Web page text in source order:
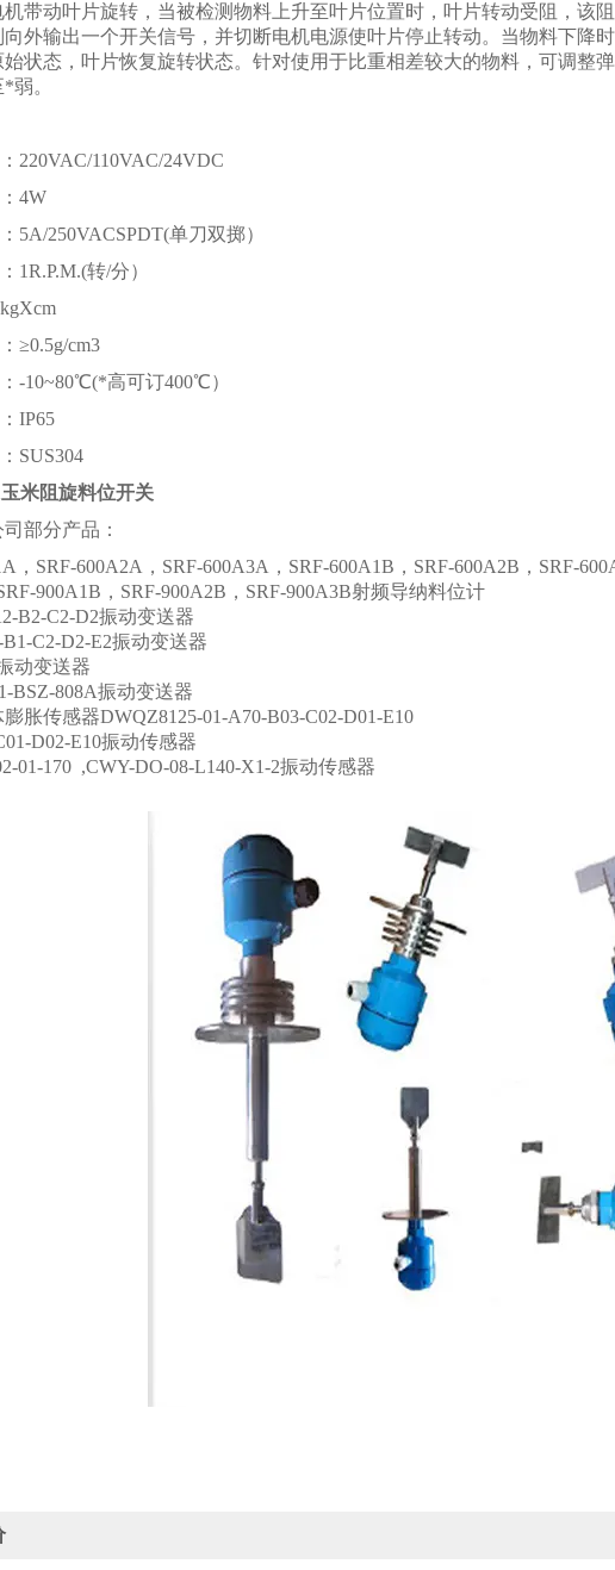
带动叶片旋转，当被检测物料上升至叶片位置时，叶片转动受阻，该
外输出一个开关信号，并切断电机电源使叶片停止转动。当物料下降
状态，叶片恢复旋转状态。针对使用于比重相差较大的物料，可调整
弱。
220VAC/110VAC/24VDC
4W
5A/250VACSPDT(单刀双掷）
1R.P.M.(转/分）
≥0.5g/cm3
-10~80℃(*高可订400℃）
IP65
SUS304
米阻旋料位开关
部分产品：
，SRF-600A2A，SRF-600A3A，SRF-600A1B，SRF-600A2B，SRF-
900A1B，SRF-900A2B，SRF-900A3B射频导纳料位计
B2-C2-D2振动变送器
C2-D2-E2振动变送器
动变送器
BSZ-808A振动变送器
胀传感器DWQZ8125-01-A70-B03-C02-D01-E10
D02-E10振动传感器
01-170 ,CWY-DO-08-L140-X1-2振动传感器